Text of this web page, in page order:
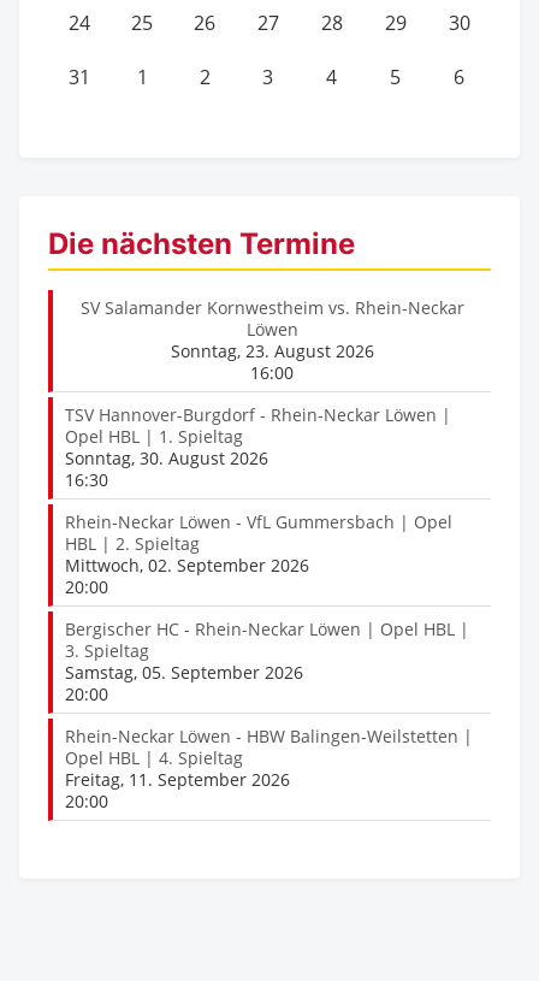
24 25 26 27 28 29 30
31 1 2 3 4 5 6
Die nächsten Termine
SV Salamander Kornwestheim vs. Rhein-Neckar
Löwen
Sonntag, 23. August 2026
16:00
TSV Hannover-Burgdorf - Rhein-Neckar Löwen |
Opel HBL | 1. Spieltag
Sonntag, 30. August 2026
16:30
Rhein-Neckar Löwen - VfL Gummersbach | Opel
HBL | 2. Spieltag
Mittwoch, 02. September 2026
20:00
Bergischer HC - Rhein-Neckar Löwen | Opel HBL |
3. Spieltag
Samstag, 05. September 2026
20:00
Rhein-Neckar Löwen - HBW Balingen-Weilstetten |
Opel HBL | 4. Spieltag
Freitag, 11. September 2026
20:00